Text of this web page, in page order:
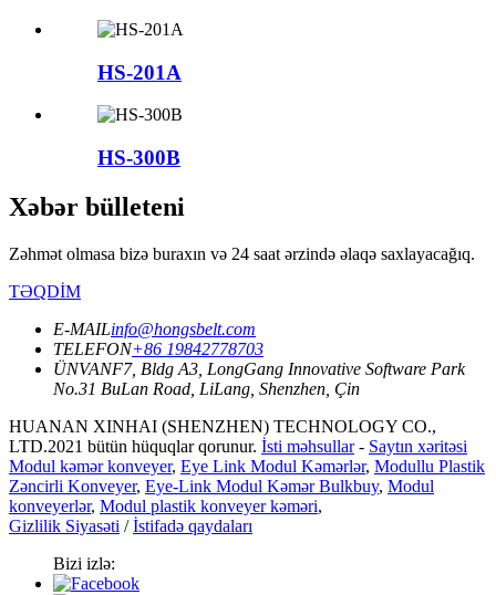
HS-201A
HS-300B
Xəbər bülleteni
Zəhmət olmasa bizə buraxın və 24 saat ərzində əlaqə saxlayacağıq.
TƏQDİM
E-MAILinfo@hongsbelt.com
TELEFON+86 19842778703
ÜNVANF7, Bldg A3, LongGang Innovative Software Park
No.31 BuLan Road, LiLang, Shenzhen, Çin
HUANAN XINHAI (SHENZHEN) TECHNOLOGY CO.,
LTD.2021 bütün hüquqlar qorunur. İsti məhsullar- Saytın xəritəsi
Modul kəmər konveyer, Eye Link Modul Kəmərlər, Modullu Plastik
Zəncirli Konveyer, Eye-Link Modul Kəmər Bulkbuy, Modul
konveyerlər, Modul plastik konveyer kəməri,
Gizlilik Siyasəti /İstifadə qaydaları
Bizi izlə: